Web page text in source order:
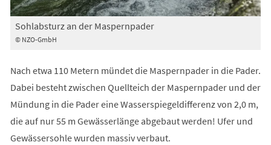
© NZO-GmbH
Sohlabsturz an der Maspernpader
Nach etwa 110 Metern mündet die Maspernpader in die Pader.
Dabei besteht zwischen Quellteich der Maspernpader und der
Mündung in die Pader eine Wasserspiegeldifferenz von 2,0 m,
die auf nur 55 m Gewässerlänge abgebaut werden! Ufer und
Gewässersohle wurden massiv verbaut.